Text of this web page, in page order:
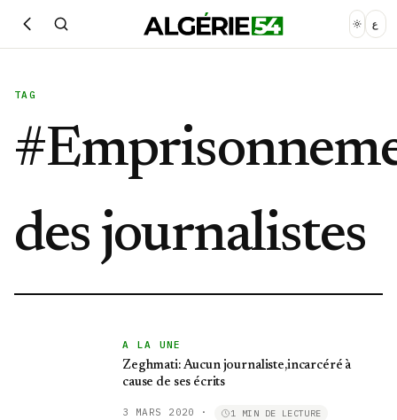
ع
TAG
#
des journalistes
A LA UNE
Zeghmati: Aucun journaliste,incarcéré à
cause de ses écrits
3 MARS 2020 · 1 MIN DE LECTURE